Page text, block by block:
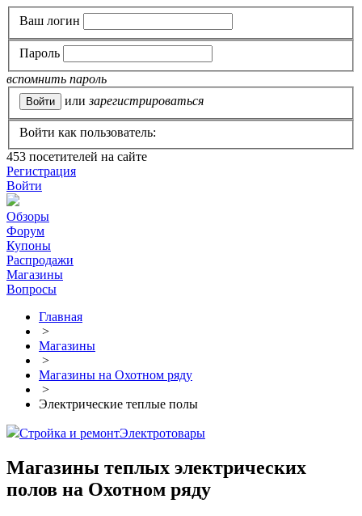
Ваш логин
Пароль
вспомнить пароль
или зарегистрироваться
Войти как пользователь:
453 посетителей на сайте
Регистрация
Войти
Обзоры
Форум
Купоны
Распродажи
Магазины
Вопросы
Главная
>
Магазины
>
Магазины на Охотном ряду
>
Электрические теплые полы
Стройка и ремонтЭлектротовары
Магазины теплых электрических
полов на Охотном ряду